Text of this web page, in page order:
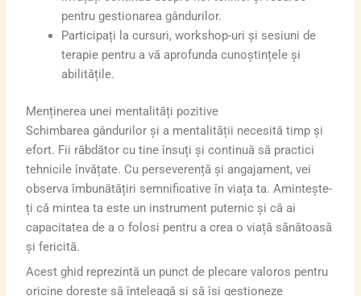
pentru gestionarea gândurilor.
Participați la cursuri, workshop-uri și sesiuni de
terapie pentru a vă aprofunda cunoștințele și
abilitățile.
Menținerea unei mentalități pozitive
Schimbarea gândurilor și a mentalității necesită timp și
efort. Fii răbdător cu tine însuți și continuă să practici
tehnicile învățate. Cu perseverență și angajament, vei
observa îmbunătățiri semnificative în viața ta. Amintește-
ți că mintea ta este un instrument puternic și că ai
capacitatea de a o folosi pentru a crea o viață sănătoasă
și fericită.
Acest ghid reprezintă un punct de plecare valoros pentru
oricine dorește să înțeleagă și să își gestioneze